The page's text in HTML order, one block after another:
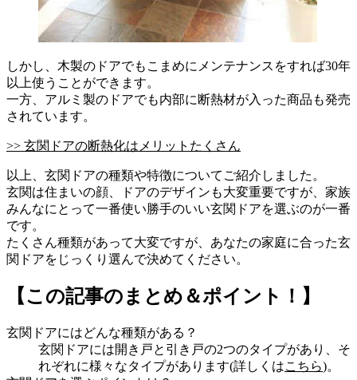
しかし、木製のドアでもこまめにメンテナンスをすれば30年
以上使うことができます。
一方、アルミ製のドアでも内部に断熱材が入った商品も発売
されています。
>> 玄関ドアの断熱化はメリットたくさん
以上、玄関ドアの種類や特徴についてご紹介しました。
玄関は住まいの顔、ドアのデザインも大変重要ですが、家族
みんなにとって一番使い勝手のいい玄関ドアを選ぶのが一番
です。
たくさん種類があって大変ですが、あなたの家庭に合った玄
関ドアをじっくり選んで決めてください。
【この記事のまとめ＆ポイント！】
玄関ドアにはどんな種類がある？
玄関ドアには開き戸と引き戸の2つのタイプがあり、そ
れぞれに様々なタイプがあります(詳しくはこちら)。